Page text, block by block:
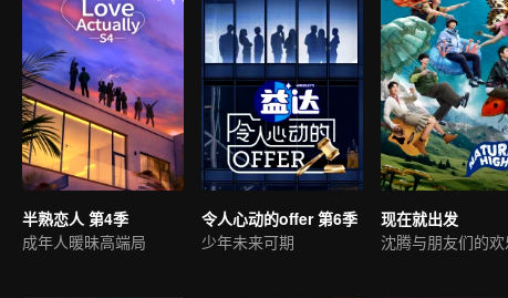
半熟恋人 第4季
成年人暖昧高端局
令人心动的offer 第6季
少年未来可期
现在就出发